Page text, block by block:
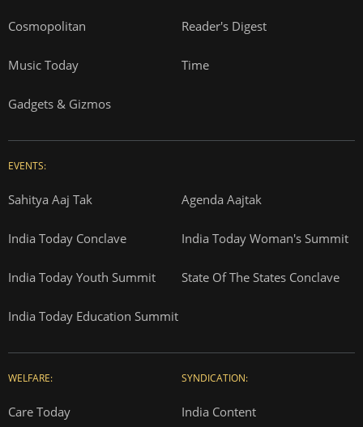
Cosmopolitan Reader's Digest
Music Today Time
Gadgets & Gizmos
EVENTS:
Sahitya Aaj Tak Agenda Aajtak
India Today Conclave India Today Woman's Summit
India Today Youth Summit State Of The States Conclave
India Today Education Summit
WELFARE:
Care Today
SYNDICATION:
India Content